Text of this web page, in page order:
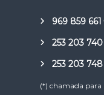
969 859 661
253 203 740
253 203 748
(*) chamada